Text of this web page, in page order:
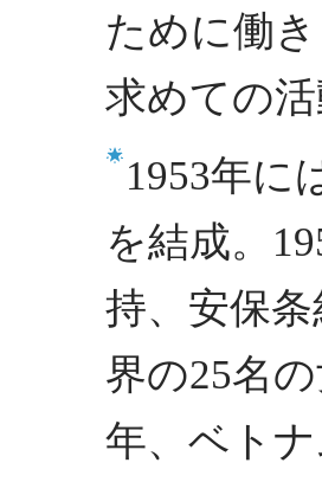
ために働
求めての
1953年に
を結成。
持、安保
界の25名
年、ベト